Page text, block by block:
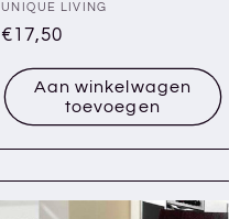
Verkoper:
UNIQUE LIVING
Normale
€17,50
Aan winkelwagen
toevoegen